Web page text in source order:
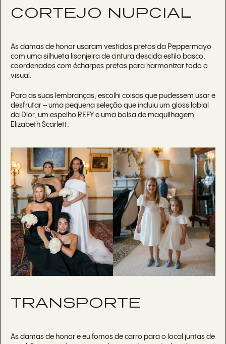
CORTEJO NUPCIAL
As damas de honor usaram vestidos pretos da Peppermayo
com uma silhueta lisonjeira de cintura descida estilo basco,
coordenados com écharpes pretas para harmonizar todo o
visual.
Para as suas lembranças, escolhi coisas que pudessem usar e
desfrutar – uma pequena seleção que incluiu um gloss labial
da Dior, um espelho REFY e uma bolsa de maquilhagem
Elizabeth Scarlett.
TRANSPORTE
As damas de honor e eu fomos de carro para o local juntas de